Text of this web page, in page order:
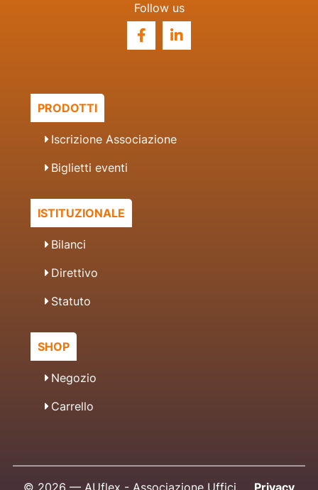
Follow us
PRODOTTI
Iscrizione Associazione
Biglietti eventi
ISTITUZIONALE
Bilanci
Direttivo
Statuto
SHOP
Negozio
Carrello